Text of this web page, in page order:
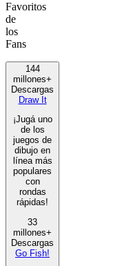
Favoritos
de
los
Fans
144
millones+
Descargas
Draw It
¡Jugá uno
de los
juegos de
dibujo en
línea más
populares
con
rondas
rápidas!
33
millones+
Descargas
Go Fish!